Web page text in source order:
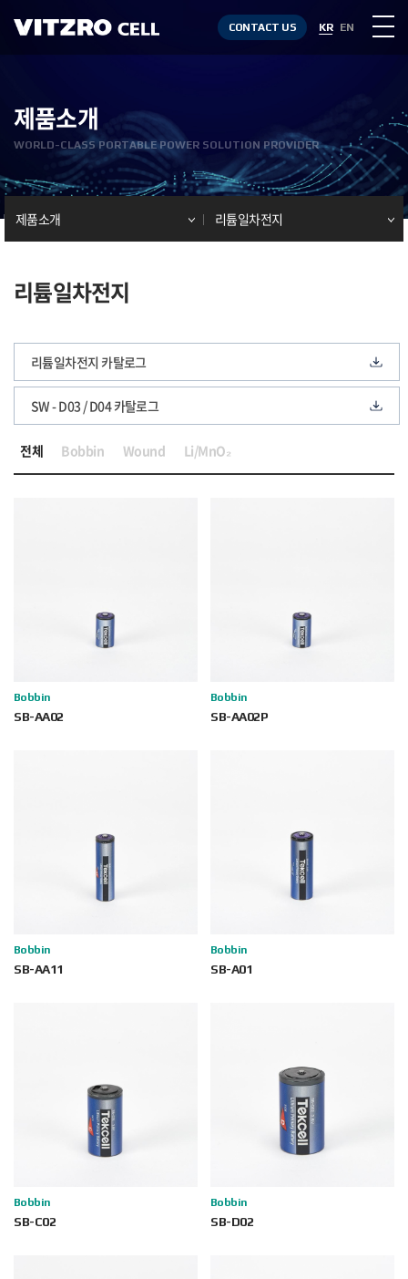
CONTACT US KR EN
제품소개
WORLD-CLASS PORTABLE POWER SOLUTION PROVIDER
제품소개 리튬일차전지
리튬일차전지
리튬일차전지 카탈로그
SW - D03 / D04 카탈로그
전체 Bobbin Wound Li/MnO₂
Bobbin
SB-AA02
Bobbin
SB-AA02P
Bobbin
SB-AA11
Bobbin
SB-A01
Bobbin
SB-C02
Bobbin
SB-D02